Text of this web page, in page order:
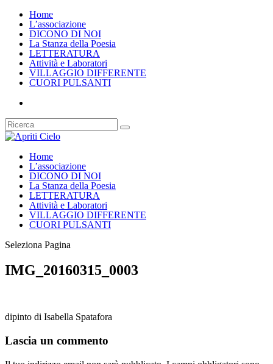
Home
L’associazione
DICONO DI NOI
La Stanza della Poesia
LETTERATURA
Attività e Laboratori
VILLAGGIO DIFFERENTE
CUORI PULSANTI
Home
L’associazione
DICONO DI NOI
La Stanza della Poesia
LETTERATURA
Attività e Laboratori
VILLAGGIO DIFFERENTE
CUORI PULSANTI
Seleziona Pagina
IMG_20160315_0003
dipinto di Isabella Spatafora
Lascia un commento